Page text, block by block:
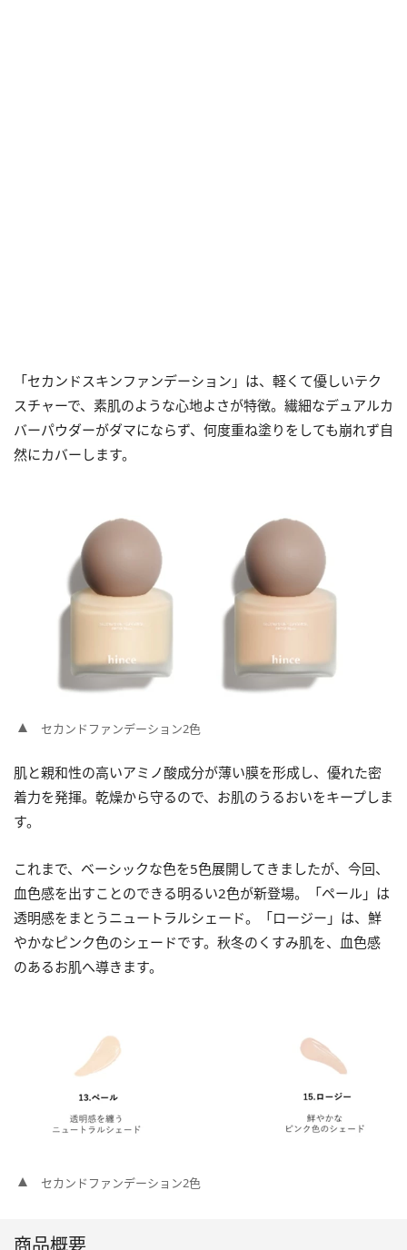
「セカンドスキンファンデーション」は、軽くて優しいテク
スチャーで、素肌のような心地よさが特徴。繊細なデュアルカ
バーパウダーがダマにならず、何度重ね塗りをしても崩れず自
然にカバーします。
セカンドファンデーション2色
肌と親和性の高いアミノ酸成分が薄い膜を形成し、優れた密
着力を発揮。乾燥から守るので、お肌のうるおいをキープしま
す。
これまで、ベーシックな色を5色展開してきましたが、今回、
血色感を出すことのできる明るい2色が新登場。「ペール」は
透明感をまとうニュートラルシェード。「ロージー」は、鮮
やかなピンク色のシェードです。秋冬のくすみ肌を、血色感
のあるお肌へ導きます。
セカンドファンデーション2色